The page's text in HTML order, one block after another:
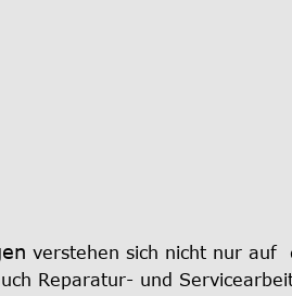
verstehen sich nicht nur auf
Reparatur- und